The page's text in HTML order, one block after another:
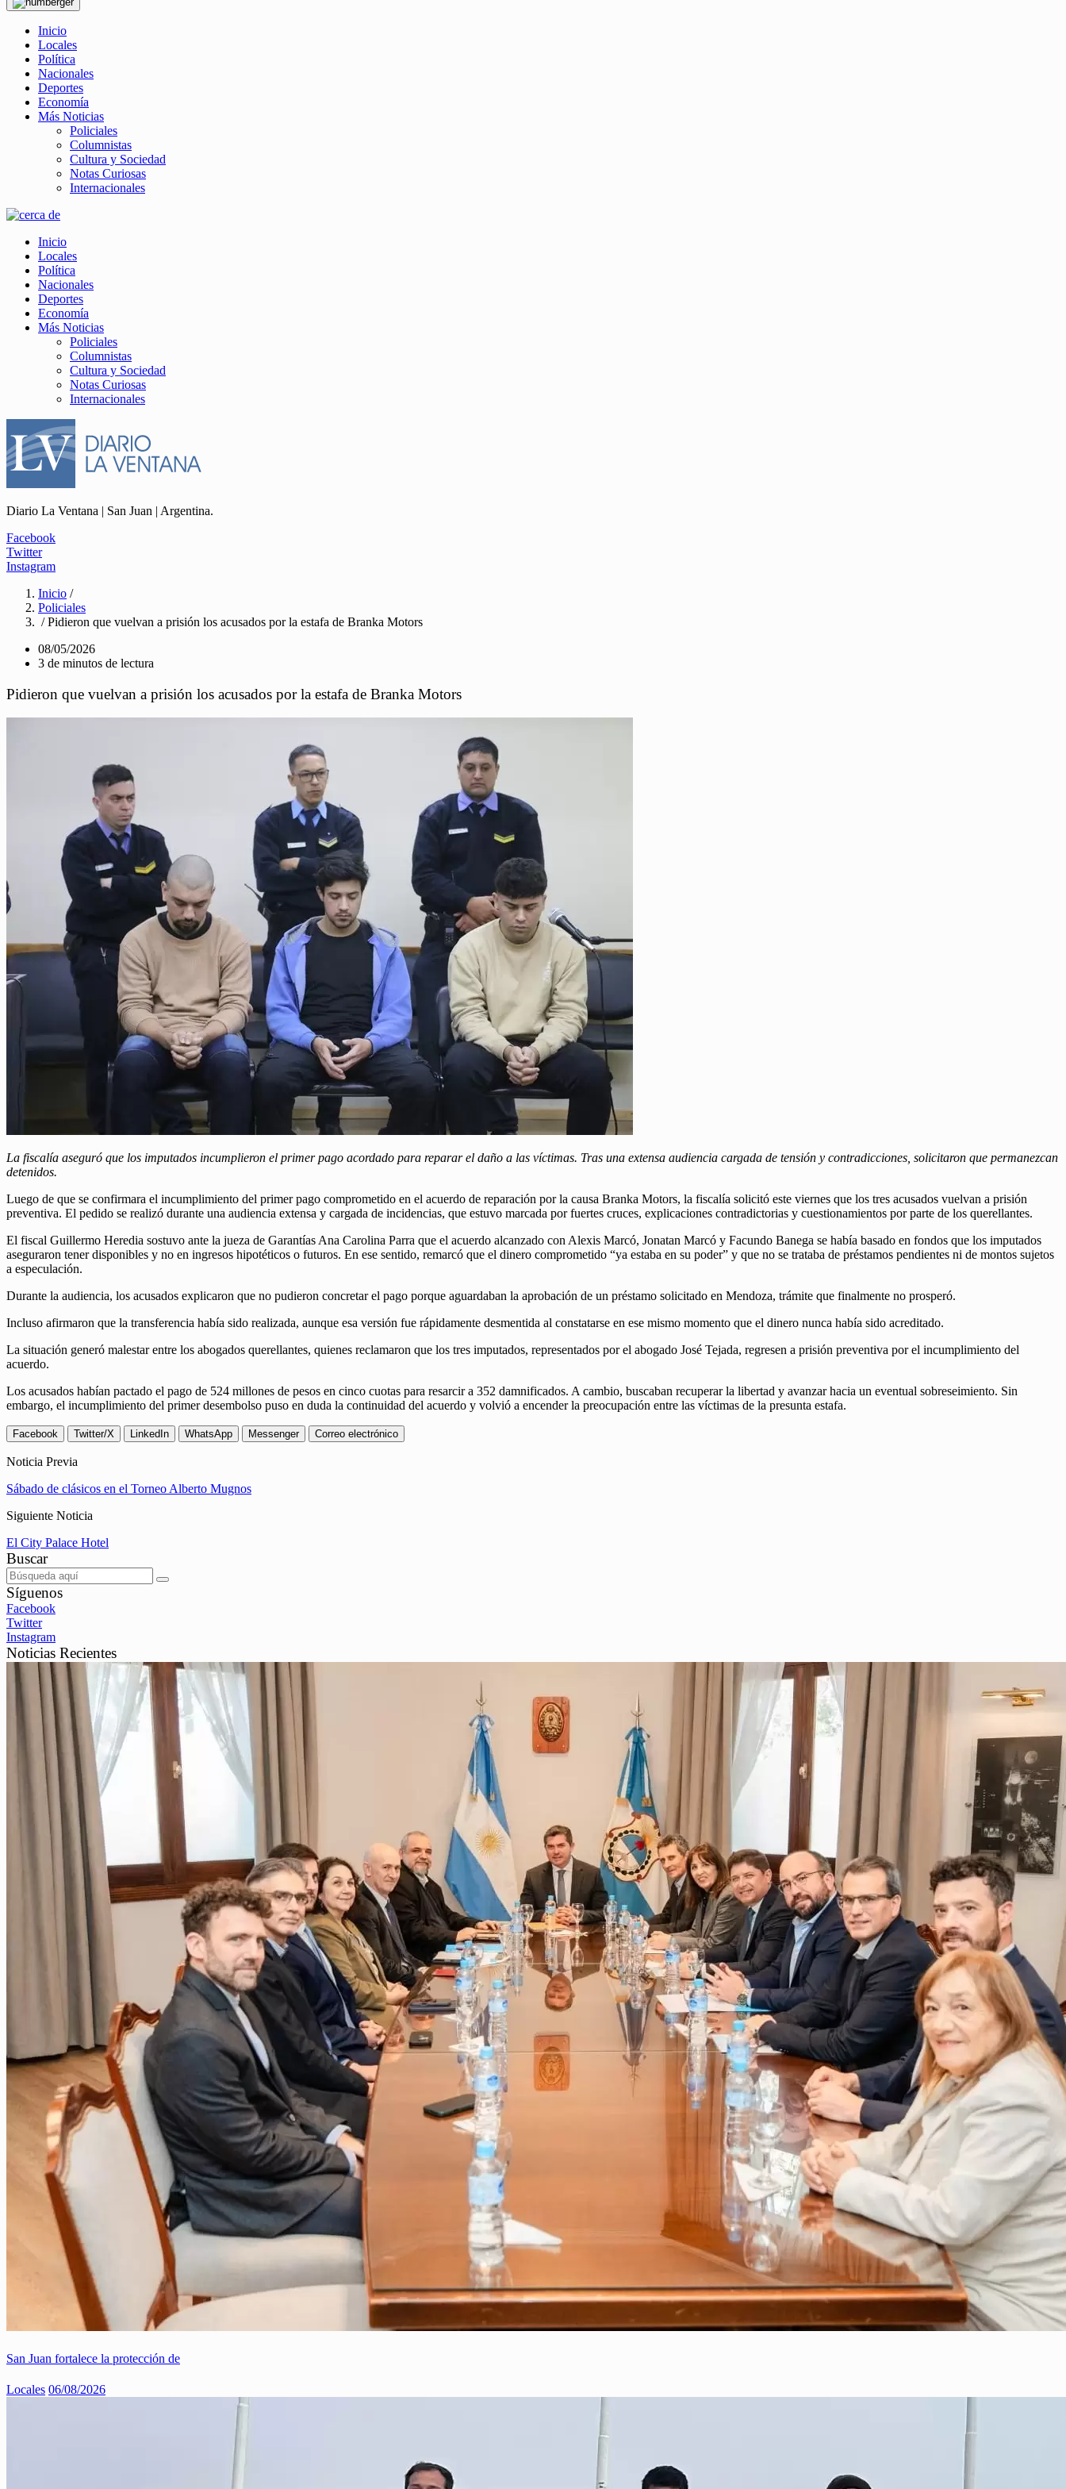
Inicio
Locales
Política
Nacionales
Deportes
Economía
Más Noticias
Policiales
Columnistas
Cultura y Sociedad
Notas Curiosas
Internacionales
Inicio
Locales
Política
Nacionales
Deportes
Economía
Más Noticias
Policiales
Columnistas
Cultura y Sociedad
Notas Curiosas
Internacionales
Diario La Ventana | San Juan | Argentina.
Facebook
Twitter
Instagram
Inicio /
Policiales
/ Pidieron que vuelvan a prisión los acusados por la estafa de Branka Motors
08/05/2026
3 de minutos de lectura
Pidieron que vuelvan a prisión los acusados por la estafa de Branka Motors
La fiscalía aseguró que los imputados incumplieron el primer pago acordado para reparar el daño a las víctimas. Tras una extensa audiencia cargada de tensión y contradicciones, solicitaron que permanezcan
detenidos.
Luego de que se confirmara el incumplimiento del primer pago comprometido en el acuerdo de reparación por la causa Branka Motors, la fiscalía solicitó este viernes que los tres acusados vuelvan a prisión
preventiva. El pedido se realizó durante una audiencia extensa y cargada de incidencias, que estuvo marcada por fuertes cruces, explicaciones contradictorias y cuestionamientos por parte de los querellantes.
El fiscal Guillermo Heredia sostuvo ante la jueza de Garantías Ana Carolina Parra que el acuerdo alcanzado con Alexis Marcó, Jonatan Marcó y Facundo Banega se había basado en fondos que los imputados
aseguraron tener disponibles y no en ingresos hipotéticos o futuros. En ese sentido, remarcó que el dinero comprometido “ya estaba en su poder” y que no se trataba de préstamos pendientes ni de montos sujetos
a especulación.
Durante la audiencia, los acusados explicaron que no pudieron concretar el pago porque aguardaban la aprobación de un préstamo solicitado en Mendoza, trámite que finalmente no prosperó.
Incluso afirmaron que la transferencia había sido realizada, aunque esa versión fue rápidamente desmentida al constatarse en ese mismo momento que el dinero nunca había sido acreditado.
La situación generó malestar entre los abogados querellantes, quienes reclamaron que los tres imputados, representados por el abogado José Tejada, regresen a prisión preventiva por el incumplimiento del
acuerdo.
Los acusados habían pactado el pago de 524 millones de pesos en cinco cuotas para resarcir a 352 damnificados. A cambio, buscaban recuperar la libertad y avanzar hacia un eventual sobreseimiento. Sin
embargo, el incumplimiento del primer desembolso puso en duda la continuidad del acuerdo y volvió a encender la preocupación entre las víctimas de la presunta estafa.
Facebook Twitter/X LinkedIn WhatsApp Messenger Correo electrónico
Noticia Previa
Sábado de clásicos en el Torneo Alberto Mugnos
Siguiente Noticia
El City Palace Hotel
Buscar
Síguenos
Facebook
Twitter
Instagram
Noticias Recientes
San Juan fortalece la protección de
Locales 06/08/2026